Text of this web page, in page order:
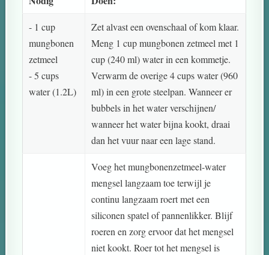
- 1 cup
mungbonen
zetmeel
- 5 cups
water (1.2L)
Zet alvast een ovenschaal of kom klaar.
Meng 1 cup mungbonen zetmeel met 1
cup (240 ml) water in een kommetje.
Verwarm de overige 4 cups water (960
ml) in een grote steelpan. Wanneer er
bubbels in het water verschijnen/
wanneer het water bijna kookt, draai
dan het vuur naar een lage stand.
Voeg het mungbonenzetmeel-water
mengsel langzaam toe terwijl je
continu langzaam roert met een
siliconen spatel of pannenlikker. Blijf
roeren en zorg ervoor dat het mengsel
niet kookt. Roer tot het mengsel is